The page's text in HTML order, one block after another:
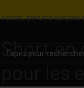
ACCUEIL›ENFANTS›GARÇONS›
Short